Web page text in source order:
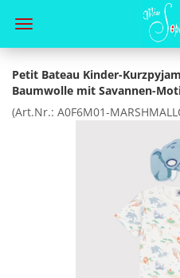
Petit Bateau Kinder-
Baumwolle mit Savannen-
(Art.Nr.: A0F6M01-